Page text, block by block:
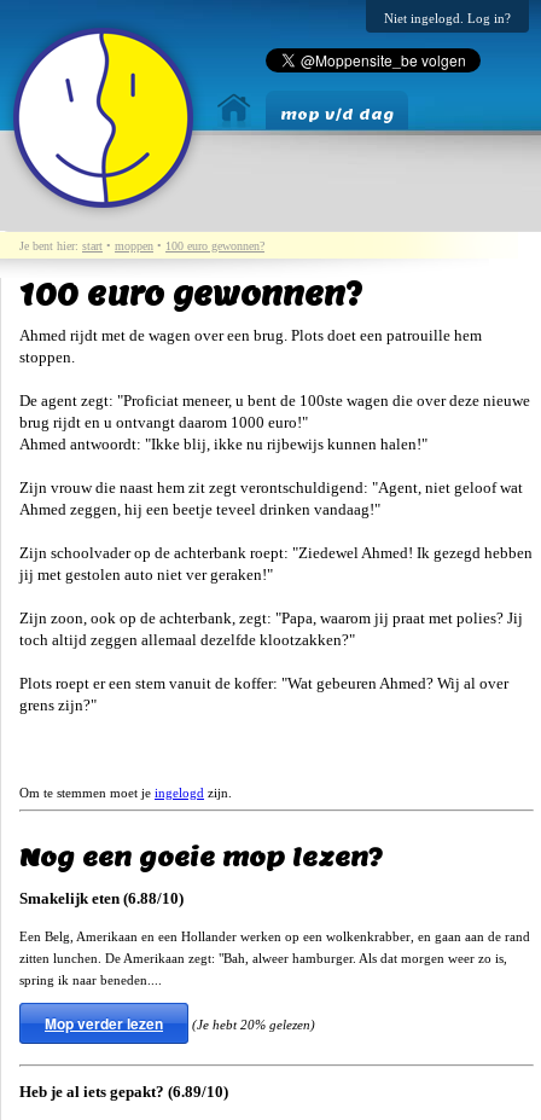
Niet ingelogd. Log in?
mop v/d dag
Je bent hier: start • moppen • 100 euro gewonnen?
100 euro gewonnen?
Ahmed rijdt met de wagen over een brug. Plots doet een patrouille hem
stoppen.
De agent zegt: "Proficiat meneer, u bent de 100ste wagen die over deze nieuwe
brug rijdt en u ontvangt daarom 1000 euro!"
Ahmed antwoordt: "Ikke blij, ikke nu rijbewijs kunnen halen!"
Zijn vrouw die naast hem zit zegt verontschuldigend: "Agent, niet geloof wat
Ahmed zeggen, hij een beetje teveel drinken vandaag!"
Zijn schoolvader op de achterbank roept: "Ziedewel Ahmed! Ik gezegd hebben
jij met gestolen auto niet ver geraken!"
Zijn zoon, ook op de achterbank, zegt: "Papa, waarom jij praat met polies? Jij
toch altijd zeggen allemaal dezelfde klootzakken?"
Plots roept er een stem vanuit de koffer: "Wat gebeuren Ahmed? Wij al over
grens zijn?"
Om te stemmen moet je ingelogd zijn.
Nog een goeie mop lezen?
Smakelijk eten (6.88/10)
Een Belg, Amerikaan en een Hollander werken op een wolkenkrabber, en gaan aan de rand
zitten lunchen. De Amerikaan zegt: "Bah, alweer hamburger. Als dat morgen weer zo is,
spring ik naar beneden....
Mop verder lezen (Je hebt 20% gelezen)
Heb je al iets gepakt? (6.89/10)